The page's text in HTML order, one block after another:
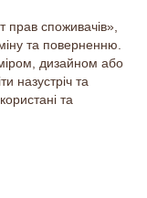
прав споживачів»,
та поверненню.
дизайном або
назустріч та
та